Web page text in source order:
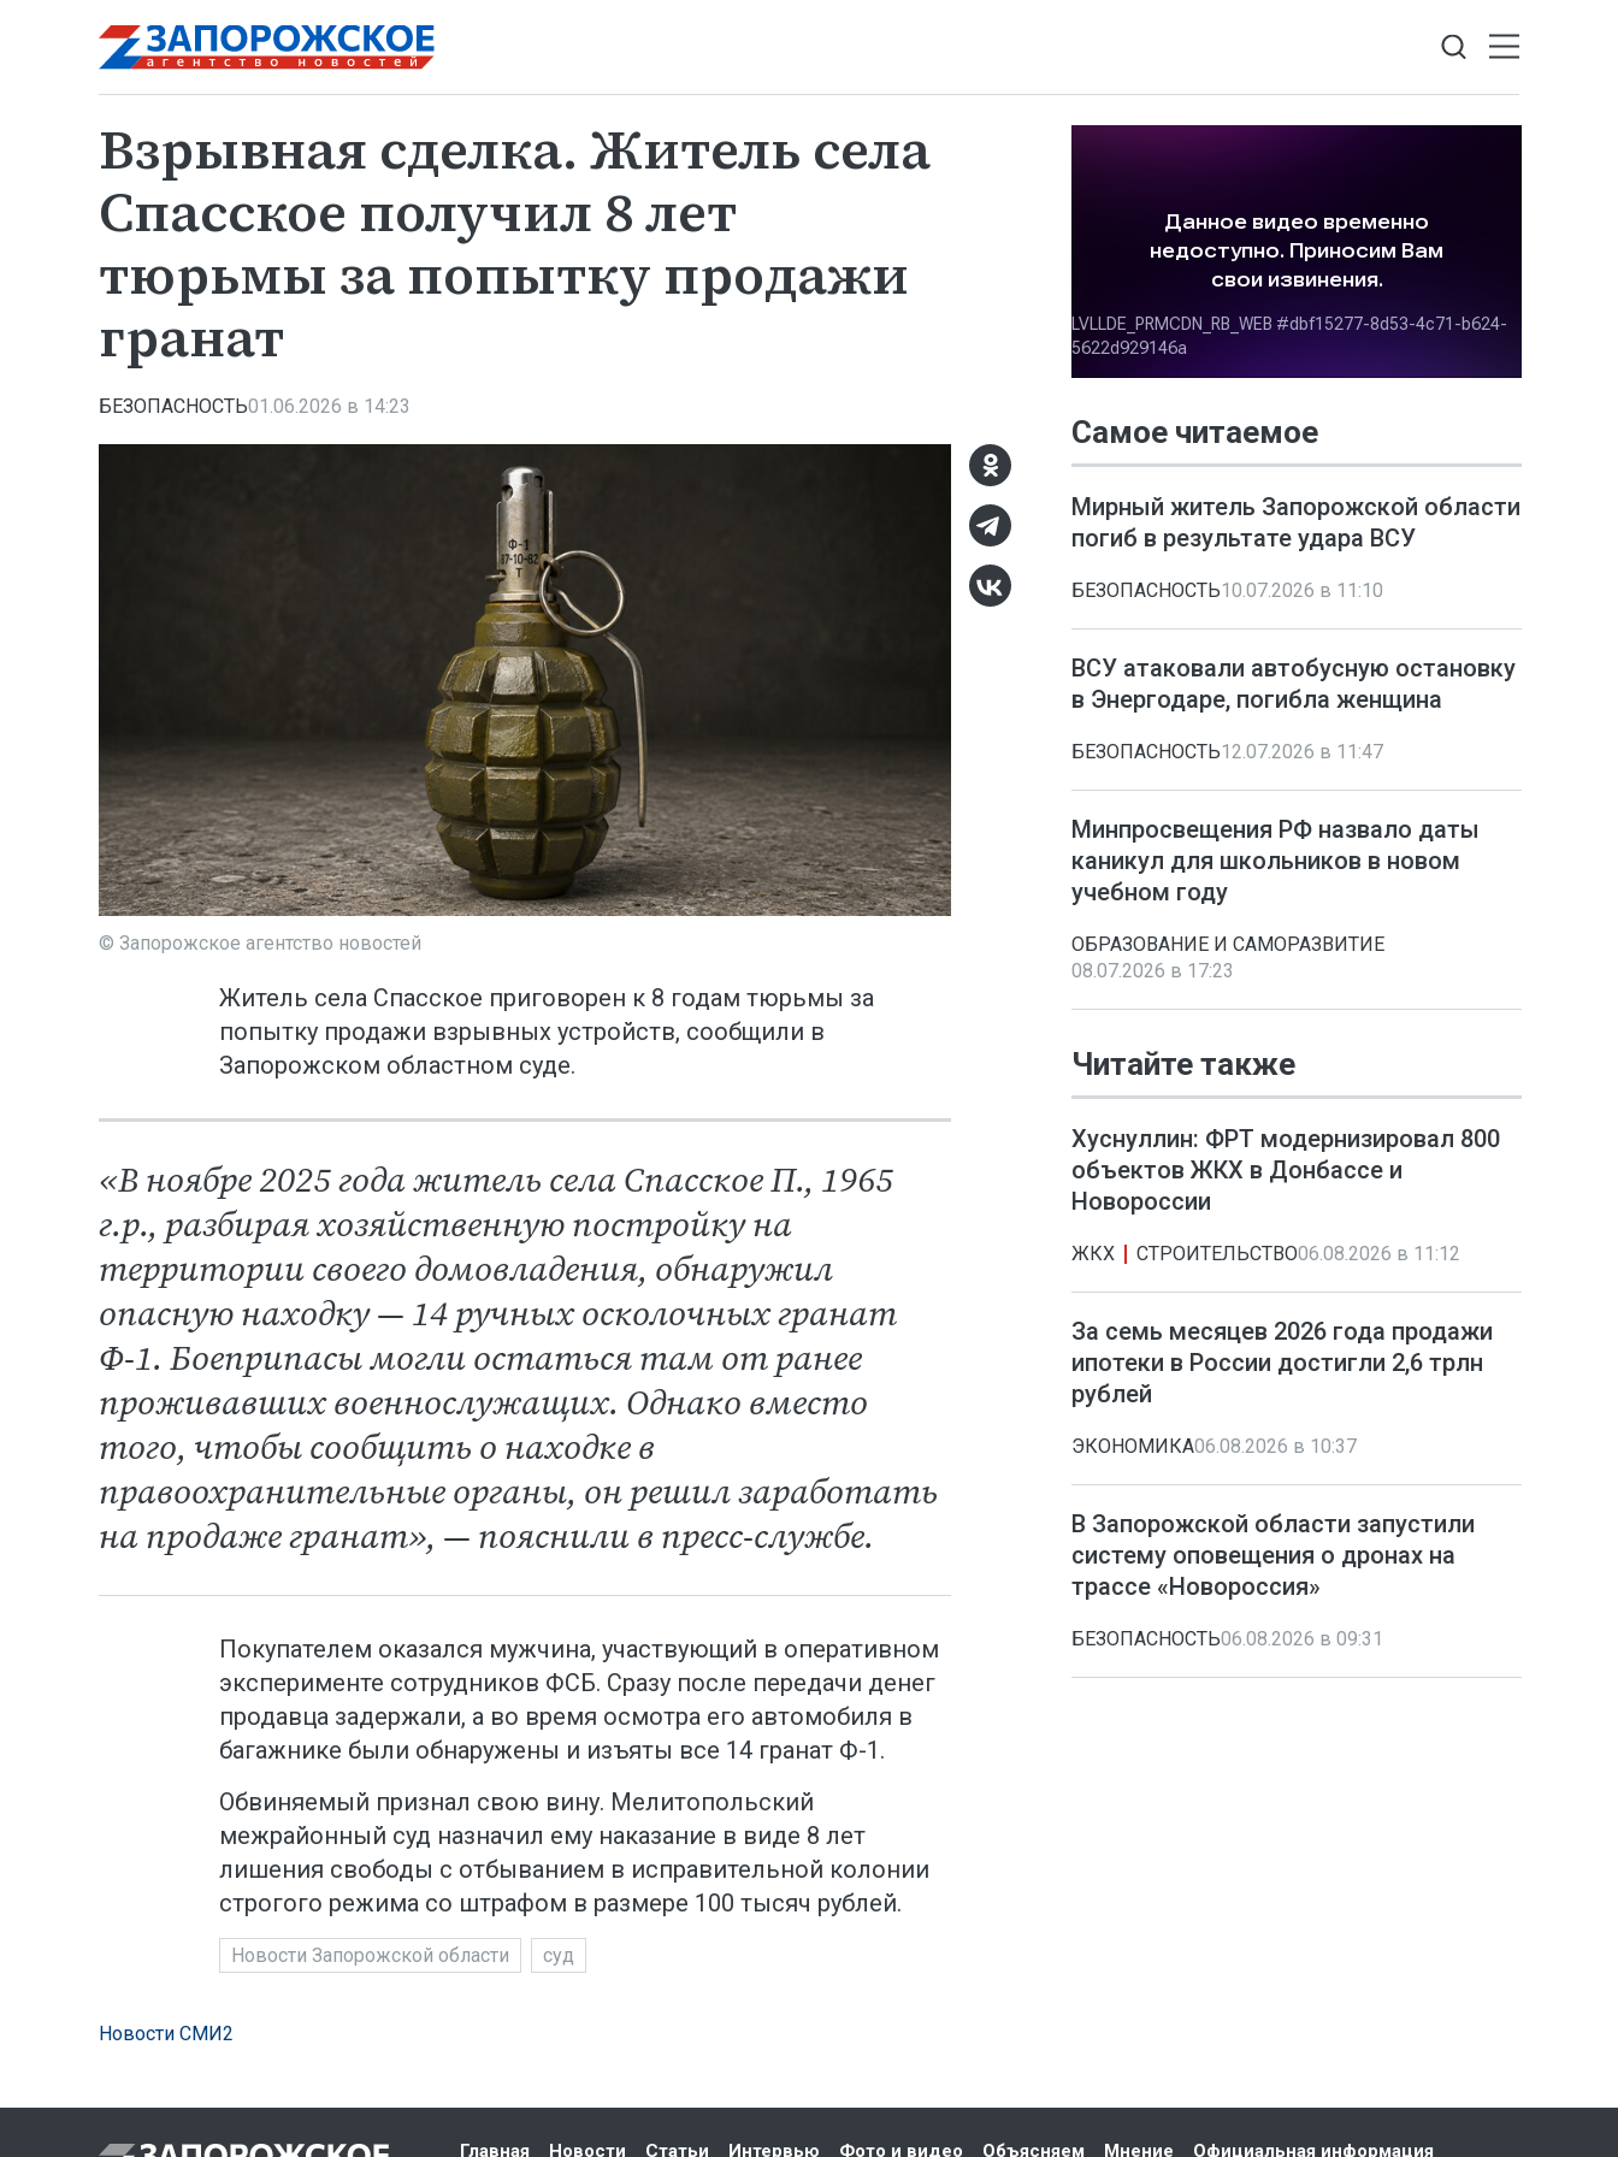
Взрывная сделка. Житель села
Спасское получил 8 лет
тюрьмы за попытку продажи
гранат
БЕЗОПАСНОСТЬ01.06.2026 в 14:23
© Запорожское агентство новостей
Житель села Спасское приговорен к 8 годам тюрьмы за
попытку продажи взрывных устройств, сообщили в
Запорожском областном суде.
«В ноябре 2025 года житель села Спасское П., 1965
г.р., разбирая хозяйственную постройку на
территории своего домовладения, обнаружил
опасную находку — 14 ручных осколочных гранат
Ф-1. Боеприпасы могли остаться там от ранее
проживавших военнослужащих. Однако вместо
того, чтобы сообщить о находке в
правоохранительные органы, он решил заработать
на продаже гранат», — пояснили в пресс-службе.
Покупателем оказался мужчина, участвующий в оперативном
эксперименте сотрудников ФСБ. Сразу после передачи денег
продавца задержали, а во время осмотра его автомобиля в
багажнике были обнаружены и изъяты все 14 гранат Ф-1.
Обвиняемый признал свою вину. Мелитопольский
межрайонный суд назначил ему наказание в виде 8 лет
лишения свободы с отбыванием в исправительной колонии
строгого режима со штрафом в размере 100 тысяч рублей.
Новости Запорожской области суд
Самое читаемое
Мирный житель Запорожской области
погиб в результате удара ВСУ
БЕЗОПАСНОСТЬ10.07.2026 в 11:10
ВСУ атаковали автобусную остановку
в Энергодаре, погибла женщина
БЕЗОПАСНОСТЬ12.07.2026 в 11:47
Минпросвещения РФ назвало даты
каникул для школьников в новом
учебном году
ОБРАЗОВАНИЕ И САМОРАЗВИТИЕ
08.07.2026 в 17:23
Читайте также
Хуснуллин: ФРТ модернизировал 800
объектов ЖКХ в Донбассе и
Новороссии
ЖКХ СТРОИТЕЛЬСТВО06.08.2026 в 11:12
За семь месяцев 2026 года продажи
ипотеки в России достигли 2,6 трлн
рублей
ЭКОНОМИКА06.08.2026 в 10:37
В Запорожской области запустили
систему оповещения о дронах на
трассе «Новороссия»
БЕЗОПАСНОСТЬ06.08.2026 в 09:31
Новости СМИ2
Главная Новости Статьи Интервью Фото и видео Объясняем Мнение Официальная информация